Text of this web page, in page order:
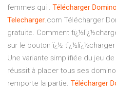
femmes qui . Télécharger Domino
Telecharger.com Télécharger
gratuite. Comment
sur le bouton ï¿½
Une variante simplifiée du jeu
réussit à placer tous ses
remporte la partie. Télécharger